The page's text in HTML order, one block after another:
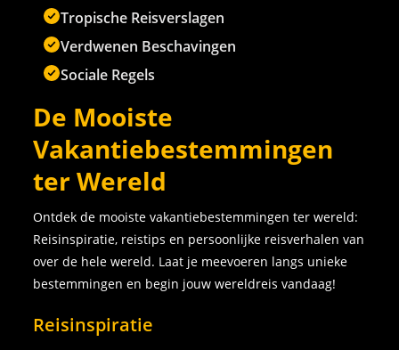
Tropische Reisverslagen
Verdwenen Beschavingen
Sociale Regels
De Mooiste
Vakantiebestemmingen
ter Wereld
Ontdek de mooiste vakantiebestemmingen ter wereld:
Reisinspiratie, reistips en persoonlijke reisverhalen van
over de hele wereld. Laat je meevoeren langs unieke
bestemmingen en begin jouw wereldreis vandaag!
Reisinspiratie